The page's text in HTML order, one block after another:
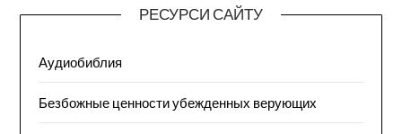
РЕСУРСИ САЙТУ
Аудиобиблия
Безбожные ценности убежденных верующих